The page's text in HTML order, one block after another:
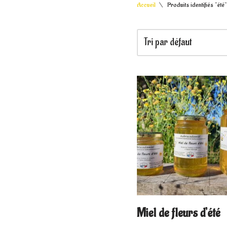
Accueil \ Produits identifiés “été”
Miel de fleurs d’été